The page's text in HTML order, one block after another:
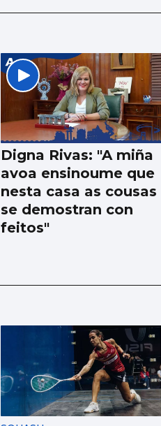
Digna Rivas: "A miña
avoa ensinoume que
nesta casa as cousas
se demostran con
feitos"